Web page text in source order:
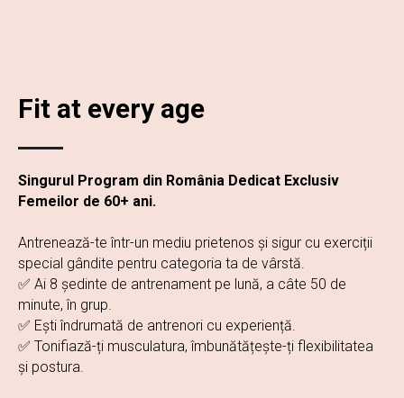
Fit at every age
Singurul Program din România Dedicat Exclusiv
Femeilor de 60+ ani.
Antrenează-te într-un mediu prietenos și sigur cu exerciții
special gândite pentru categoria ta de vârstă.
✅ Ai 8 ședinte de antrenament pe lună, a câte 50 de
minute, în grup.
✅ Ești îndrumată de antrenori cu experiență.
✅ Tonifiază-ți musculatura, îmbunătățește-ți flexibilitatea
și postura.